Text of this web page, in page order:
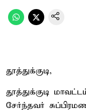
தூத்துக்குடி,
தூத்துக்குடி
சேர்ந்தவர்